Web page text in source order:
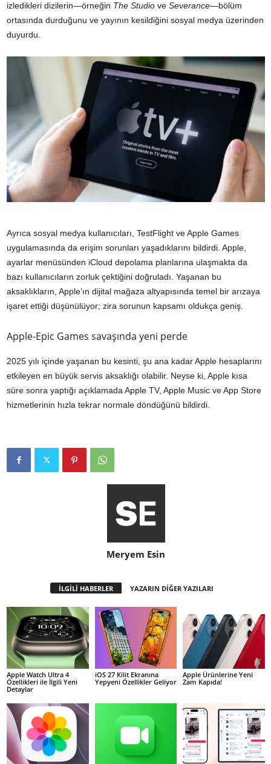
izledikleri dizilerin—örneğin The Studio ve Severance—bölüm
ortasında durduğunu ve yayının kesildiğini sosyal medya üzerinden
duyurdu.
Ayrıca sosyal medya kullanıcıları, TestFlight ve Apple Games
uygulamasında da erişim sorunları yaşadıklarını bildirdi. Apple,
ayarlar menüsünden iCloud depolama planlarına ulaşmakta da
bazı kullanıcıların zorluk çektiğini doğruladı. Yaşanan bu
aksaklıkların, Apple’ın dijital mağaza altyapısında temel bir arızaya
işaret ettiği düşünülüyor; zira sorunun kapsamı oldukça geniş.
Apple-Epic Games savaşında yeni perde
2025 yılı içinde yaşanan bu kesinti, şu ana kadar Apple hesaplarını
etkileyen en büyük servis aksaklığı olabilir. Neyse ki, Apple kısa
süre sonra yaptığı açıklamada Apple TV, Apple Music ve App Store
hizmetlerinin hızla tekrar normale döndüğünü bildirdi.
Meryem Esin
İLGİLİ HABERLER YAZARIN DİĞER YAZILARI
Apple Watch Ultra 4
Özellikleri ile İlgili Yeni
Detaylar
iOS 27 Kilit Ekranına
Yepyeni Özellikler Geliyor
Apple Ürünlerine Yeni
Zam Kapıda!